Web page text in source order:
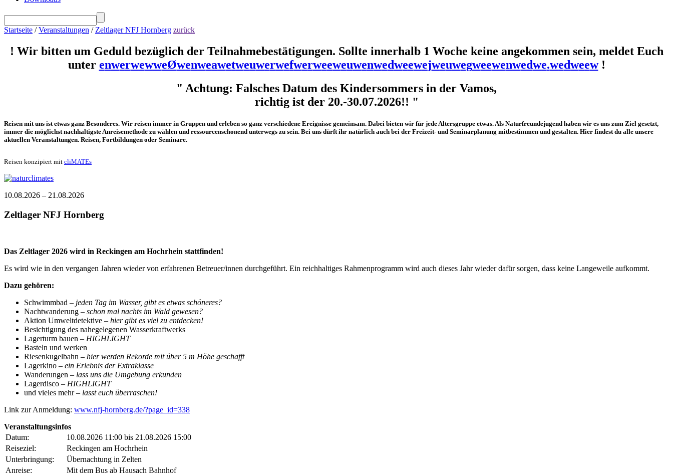
Startseite /Veranstaltungen / Zeltlager NFJ Hornberg zurück
! Wir bitten um Geduld bezüglich der Teilnahmebestätigungen. Sollte innerhalb 1 Woche keine angekommen sein, meldet Euch
unter enwerwewweØwenweawetweuwerwefwerweeweuwenwedweewejweuwegweewenwedwe.wedweew!
" Achtung: Falsches Datum des Kindersommers in der Vamos,
richtig ist der 20.-30.07.2026!! "
Reisen mit uns ist etwas ganz Besonderes. Wir reisen immer in Gruppen und erleben so ganz verschiedene Ereignisse gemeinsam. Dabei bieten wir für jede Altersgruppe etwas. Als Naturfreundejugend haben wir es uns zum Ziel gesetzt,
immer die möglichst nachhaltigste Anreisemethode zu wählen und ressourcenschonend unterwegs zu sein. Bei uns dürft ihr natürlich auch bei der Freizeit- und Seminarplanung mitbestimmen und gestalten. Hier findest du alle unsere
aktuellen Veranstaltungen. Reisen, Fortbildungen oder Seminare.
Reisen konzipiert mit cliMATEs
10.08.2026 – 21.08.2026
Zeltlager NFJ Hornberg
Das Zeltlager 2026 wird in Reckingen am Hochrhein stattfinden!
Es wird wie in den vergangen Jahren wieder von erfahrenen Betreuer/innen durchgeführt. Ein reichhaltiges Rahmenprogramm wird auch dieses Jahr wieder dafür sorgen, dass keine Langeweile aufkommt.
Dazu gehören:
Schwimmbad – jeden Tag im Wasser, gibt es etwas schöneres?
Nachtwanderung – schon mal nachts im Wald gewesen?
Aktion Umweltdetektive – hier gibt es viel zu entdecken!
Besichtigung des nahegelegenen Wasserkraftwerks
Lagerturm bauen – HIGHLIGHT
Basteln und werken
Riesenkugelbahn – hier werden Rekorde mit über 5 m Höhe geschafft
Lagerkino – ein Erlebnis der Extraklasse
Wanderungen – lass uns die Umgebung erkunden
Lagerdisco – HIGHLIGHT
und vieles mehr – lasst euch überraschen!
Link zur Anmeldung: www.nfj-hornberg.de/?page_id=338
Veranstaltungsinfos
Datum:
10.08.2026 11:00 bis 21.08.2026 15:00
Reiseziel:
Reckingen am Hochrhein
Unterbringung:
Übernachtung in Zelten
Anreise:
Mit dem Bus ab Hausach Bahnhof